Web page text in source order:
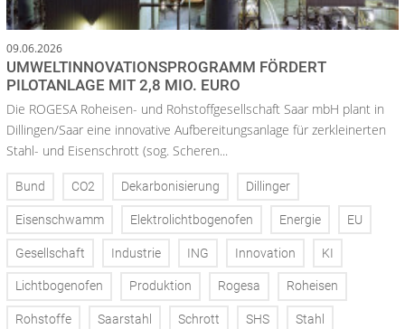
09.06.2026
UMWELTINNOVATIONSPROGRAMM FÖRDERT
PILOTANLAGE MIT 2,8 MIO. EURO
Die ROGESA Roheisen- und Rohstoffgesellschaft Saar mbH plant in
Dillingen/Saar eine innovative Aufbereitungsanlage für zerkleinerten
Stahl- und Eisenschrott (sog. Scheren...
Bund CO2 Dekarbonisierung Dillinger
Eisenschwamm Elektrolichtbogenofen Energie EU
Gesellschaft Industrie ING Innovation KI
Lichtbogenofen Produktion Rogesa Roheisen
Rohstoffe Saarstahl Schrott SHS Stahl